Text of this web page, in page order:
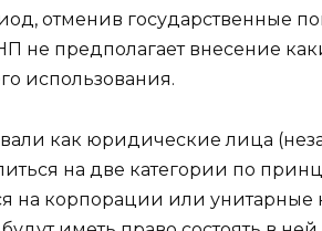
отменив государственные
не предполагает внесение
использования.
как юридические лица
на две категории по
на корпорации или